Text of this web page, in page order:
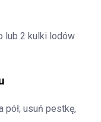
lub 2 kulki lodów
usuń pestkę,